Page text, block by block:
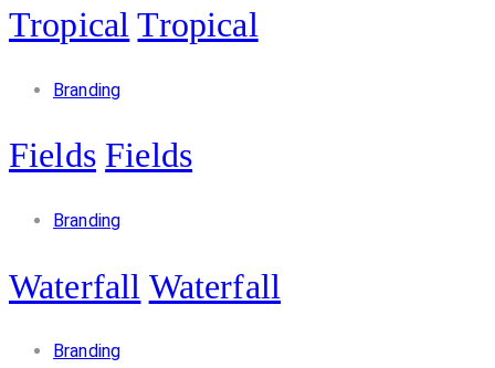
Tropical Tropical
Branding
Fields Fields
Branding
Waterfall Waterfall
Branding